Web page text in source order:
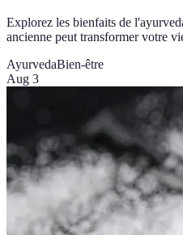
Explorez les bienfaits de
ancienne peut transformer votre
AyurvedaBien-être
Aug 3